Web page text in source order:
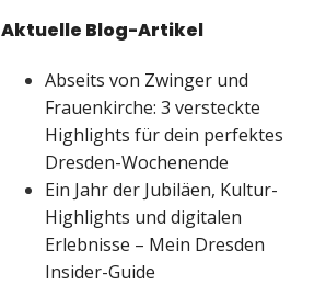
Aktuelle Blog-Artikel
Abseits von Zwinger und
Frauenkirche: 3 versteckte
Highlights für dein perfektes
Dresden-Wochenende
Ein Jahr der Jubiläen, Kultur-
Highlights und digitalen
Erlebnisse – Mein Dresden
Insider-Guide